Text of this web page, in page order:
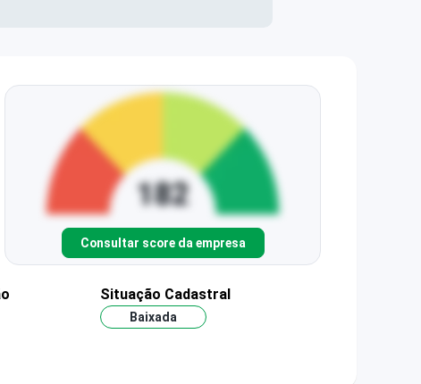
Consultar score da empresa
Situação Cadastral
Baixada